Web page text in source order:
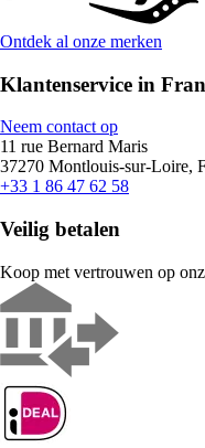
Ontdek al onze merken
Klantenservice in
Neem contact op
11 rue Bernard Maris
37270 Montlouis-sur-Loire,
+33 1 86 47 62 58
Veilig betalen
Koop met vertrouwen op